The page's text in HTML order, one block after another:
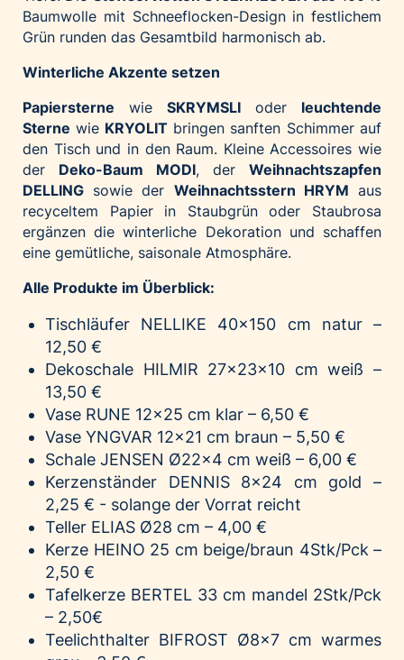
Baumwolle mit Schneeflocken-Design in festlichem
Grün runden das Gesamtbild harmonisch ab.
Winterliche Akzente setzen
Papiersterne wie SKRYMSLIoder leuchtende
Sterne wie KRYOLITbringen sanften Schimmer auf
den Tisch und in den Raum. Kleine Accessoires wie
der Deko-Baum MODI, der Weihnachtszapfen
DELLING sowie der Weihnachtsstern HRYM aus
recyceltem Papier in Staubgrün oder Staubrosa
ergänzen die winterliche Dekoration und schaffen
eine gemütliche, saisonale Atmosphäre.
Alle Produkte im Überblick:
Tischläufer NELLIKE 40x150 cm natur –
12,50 €
Dekoschale HILMIR 27x23x10 cm weiß –
13,50 €
Vase RUNE 12x25 cm klar – 6,50 €
Vase YNGVAR 12x21 cm braun – 5,50 €
Schale JENSEN Ø22x4 cm weiß – 6,00 €
Kerzenständer DENNIS8x24 cm gold –
2,25 € - solange der Vorrat reicht
Teller ELIAS Ø28 cm – 4,00 €
Kerze HEINO 25 cm beige/braun 4Stk/Pck –
2,50 €
Tafelkerze BERTEL 33 cm mandel 2Stk/Pck
– 2,50€
Teelichthalter BIFROST Ø8x7 cm warmes